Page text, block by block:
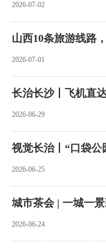
2026-07-02
山西10条旅游线路
2026-07-01
长治长沙丨飞机直
2026-06-29
视觉长治丨“口袋公
2026-06-25
城市茶会 | 一城一
2026-06-24